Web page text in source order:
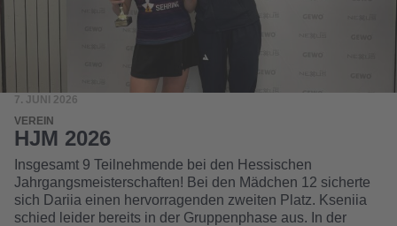
7. JUNI 2026
VEREIN
HJM 2026
Insgesamt 9 Teilnehmende bei den Hessischen
Jahrgangsmeisterschaften! Bei den Mädchen 12 sicherte
sich Dariia einen hervorragenden zweiten Platz. Kseniia
schied leider bereits in der Gruppenphase aus. In der